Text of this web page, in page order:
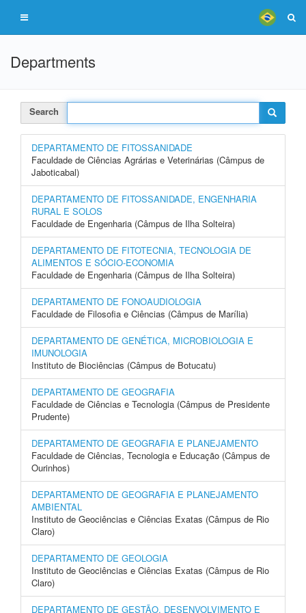
Departments
Search
DEPARTAMENTO DE FITOSSANIDADE
Faculdade de Ciências Agrárias e Veterinárias (Câmpus de
Jaboticabal)
DEPARTAMENTO DE FITOSSANIDADE, ENGENHARIA
RURAL E SOLOS
Faculdade de Engenharia (Câmpus de Ilha Solteira)
DEPARTAMENTO DE FITOTECNIA, TECNOLOGIA DE
ALIMENTOS E SÓCIO-ECONOMIA
Faculdade de Engenharia (Câmpus de Ilha Solteira)
DEPARTAMENTO DE FONOAUDIOLOGIA
Faculdade de Filosofia e Ciências (Câmpus de Marília)
DEPARTAMENTO DE GENÉTICA, MICROBIOLOGIA E
IMUNOLOGIA
Instituto de Biociências (Câmpus de Botucatu)
DEPARTAMENTO DE GEOGRAFIA
Faculdade de Ciências e Tecnologia (Câmpus de Presidente
Prudente)
DEPARTAMENTO DE GEOGRAFIA E PLANEJAMENTO
Faculdade de Ciências, Tecnologia e Educação (Câmpus de
Ourinhos)
DEPARTAMENTO DE GEOGRAFIA E PLANEJAMENTO
AMBIENTAL
Instituto de Geociências e Ciências Exatas (Câmpus de Rio
Claro)
DEPARTAMENTO DE GEOLOGIA
Instituto de Geociências e Ciências Exatas (Câmpus de Rio
Claro)
DEPARTAMENTO DE GESTÃO, DESENVOLVIMENTO E